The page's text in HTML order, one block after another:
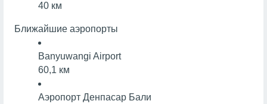
40 км
Ближайшие аэропорты
Banyuwangi Airport
60,1 км
Аэропорт Денпасар Бали